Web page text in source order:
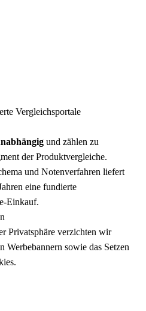
Vergleichsportale
und zählen zu
der Produktvergleiche.
und Notenverfahren liefert
eine fundierte
Einkauf.
Privatsphäre verzichten wir
Werbebannern sowie das Setzen
.